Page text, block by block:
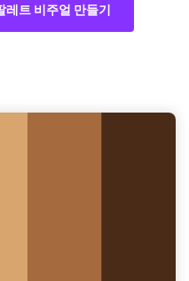
레트 비주얼 만들기